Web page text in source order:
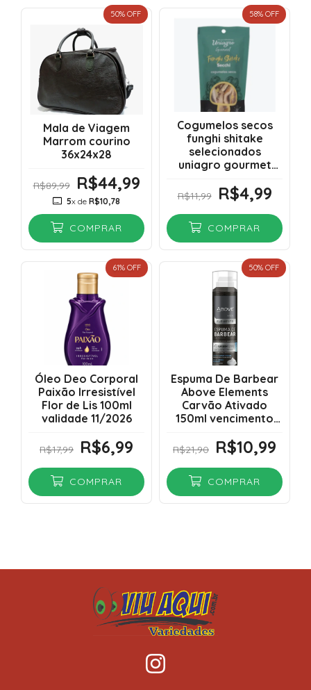
50% OFF
Mala de Viagem
Marrom courino
36x24x28
R$89,99 R$44,99
5x deR$10,78
COMPRAR
58% OFF
Cogumelos secos
funghi shitake
selecionados
uniagro gourmet
VENCIMENTO
30/09/2026
R$11,99 R$4,99
COMPRAR
61% OFF
Óleo Deo Corporal
Paixão Irresistível
Flor de Lis 100ml
validade 11/2026
R$17,99 R$6,99
COMPRAR
50% OFF
Espuma De Barbear
Above Elements
Carvão Ativado
150ml vencimento
R$21,90 R$10,99
COMPRAR